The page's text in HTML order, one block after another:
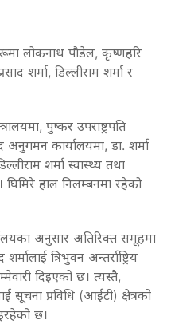
लोकनाथ पौडेल, कृष्णहरि
शर्मा, डिल्लीराम शर्मा र
पुष्कर उपराष्ट्रपति
अनुगमन कार्यालयमा, डा. शर्मा
शर्मा स्वास्थ्य तथा
घिमिरे हाल निलम्बनमा रहेको
अनुसार अतिरिक्त समूहमा
त्रिभुवन अन्तर्राष्ट्रिय
दिइएको छ। त्यस्तै,
प्रविधि (आईटी) क्षेत्रको
छ।